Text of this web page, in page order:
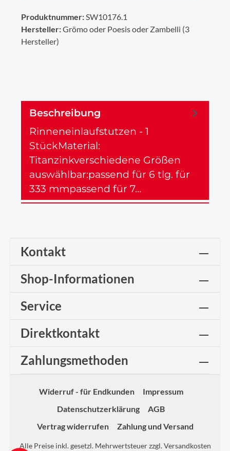
Produktnummer:SW10176.1
Hersteller:Grömo oder Poesis oder Zambelli (3
Hersteller)
Beschreibung
Rinneneinlaufstutzen - 1
StückMaterial:
Titanzinkverschiedene Größen
auswählbar:passend für 6 tlg. für
333 mmpassend für 7…
Kontakt
Shop-Informationen
Service
Direktkontakt
Zahlungsmethoden
Widerruf - für Endkunden
Impressum
Datenschutzerklärung
AGB
Vertrag widerrufen
Zahlung und Versand
Alle Preise inkl. gesetzl. Mehrwertsteuer zzgl.Versandkosten